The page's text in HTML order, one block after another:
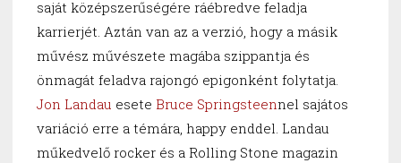
saját középszerűségére ráébredve feladja
karrierjét. Aztán van az a verzió, hogy a másik
művész művészete magába szippantja és
önmagát feladva rajongó epigonként folytatja.
Jon Landau esete Bruce Springsteennel sajátos
variáció erre a témára, happy enddel. Landau
műkedvelő rocker és a Rolling Stone magazin